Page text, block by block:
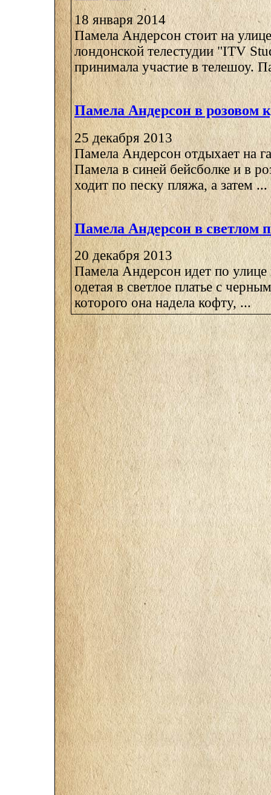
18 января 2014
Памела Андерсон стоит на
лондонской телестудии "ITV
принимала участие в телешоу.
Памела Андерсон в розовом
25 декабря 2013
Памела Андерсон отдыхает на
Памела в синей бейсболке и в
ходит по песку пляжа, а затем ...
Памела Андерсон в светлом
20 декабря 2013
Памела Андерсон идет по
одетая в светлое платье с
которого она надела кофту, ...